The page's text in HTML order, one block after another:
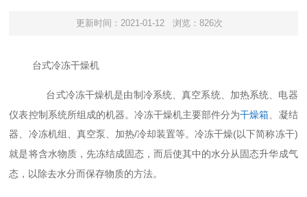
更新时间：2021-01-12 浏览：826次
台式冷冻干燥机
台式冷冻干燥机是由制冷系统、真空系统、加热系统、电器
仪表控制系统所组成的机器。冷冻干燥机主要部件分为干燥箱 、凝结
器、冷冻机组、真空泵、加热/冷却装置等。冷冻干燥(以下简称冻干)
就是将含水物质，先冻结成固态，而后使其中的水分从固态升华成气
态，以除去水分而保存物质的方法。